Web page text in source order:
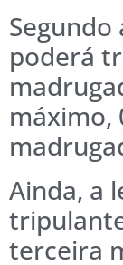
poderá
máximo,
Ainda, a
terceira